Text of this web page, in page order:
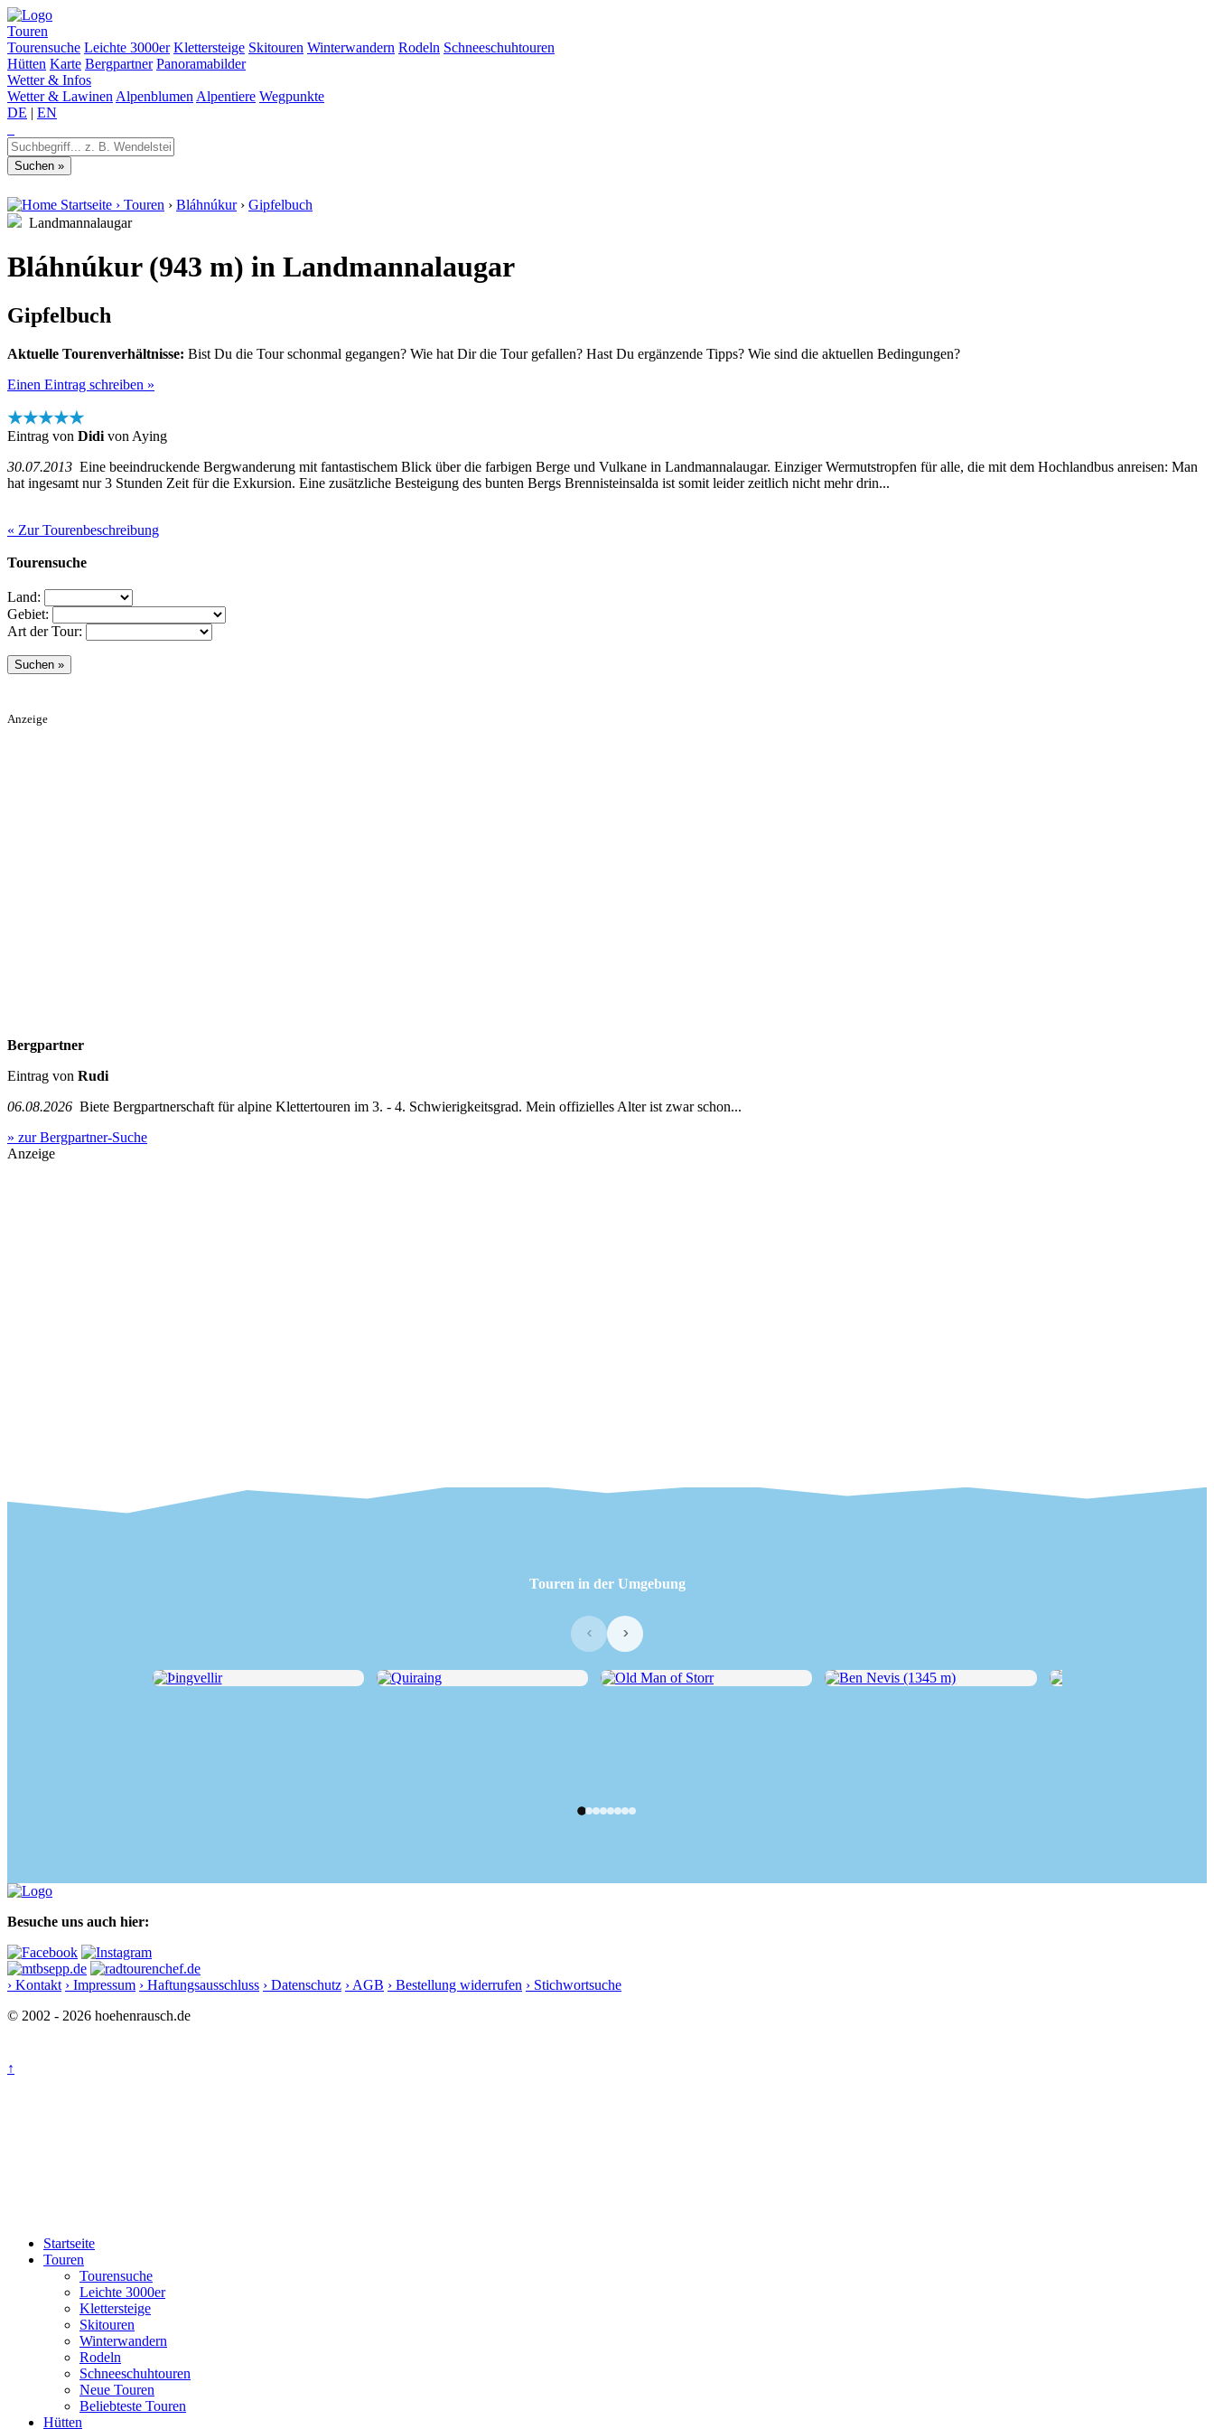
Touren
Tourensuche Leichte 3000er Klettersteige Skitouren Winterwandern Rodeln Schneeschuhtouren
Hütten Karte Bergpartner Panoramabilder
Wetter & Infos
Wetter & Lawinen Alpenblumen Alpentiere Wegpunkte
DE | EN
Startseite › Touren › Bláhnúkur › Gipfelbuch
Landmannalaugar
Bláhnúkur (943 m) in Landmannalaugar
Gipfelbuch
Aktuelle Tourenverhältnisse: Bist Du die Tour schonmal gegangen? Wie hat Dir die Tour gefallen? Hast Du ergänzende Tipps? Wie sind die aktuellen Bedingungen?
Einen Eintrag schreiben »
★★★★★
Eintrag von Didi von Aying
30.07.2013 Eine beeindruckende Bergwanderung mit fantastischem Blick über die farbigen Berge und Vulkane in Landmannalaugar. Einziger Wermutstropfen für alle, die mit dem Hochlandbus anreisen: Man
hat ingesamt nur 3 Stunden Zeit für die Exkursion. Eine zusätzliche Besteigung des bunten Bergs Brennisteinsalda ist somit leider zeitlich nicht mehr drin...
« Zur Tourenbeschreibung
Tourensuche
Land:
Gebiet:
Art der Tour:
Anzeige
Bergpartner
Eintrag von Rudi
06.08.2026 Biete Bergpartnerschaft für alpine Klettertouren im 3. - 4. Schwierigkeitsgrad. Mein offizielles Alter ist zwar schon...
» zur Bergpartner-Suche
Anzeige
Touren in der Umgebung
‹ ›
Besuche uns auch hier:
› Kontakt › Impressum › Haftungsausschluss › Datenschutz › AGB › Bestellung widerrufen › Stichwortsuche
© 2002 - 2026 hoehenrausch.de
↑
Startseite
Touren
Tourensuche
Leichte 3000er
Klettersteige
Skitouren
Winterwandern
Rodeln
Schneeschuhtouren
Neue Touren
Beliebteste Touren
Hütten